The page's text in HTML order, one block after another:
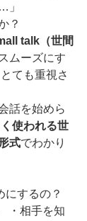
」
？
talk（世間
ムーズにす
ても重視さ
話を始めら
使われる世
式でわかり
にするの？
・相手を知